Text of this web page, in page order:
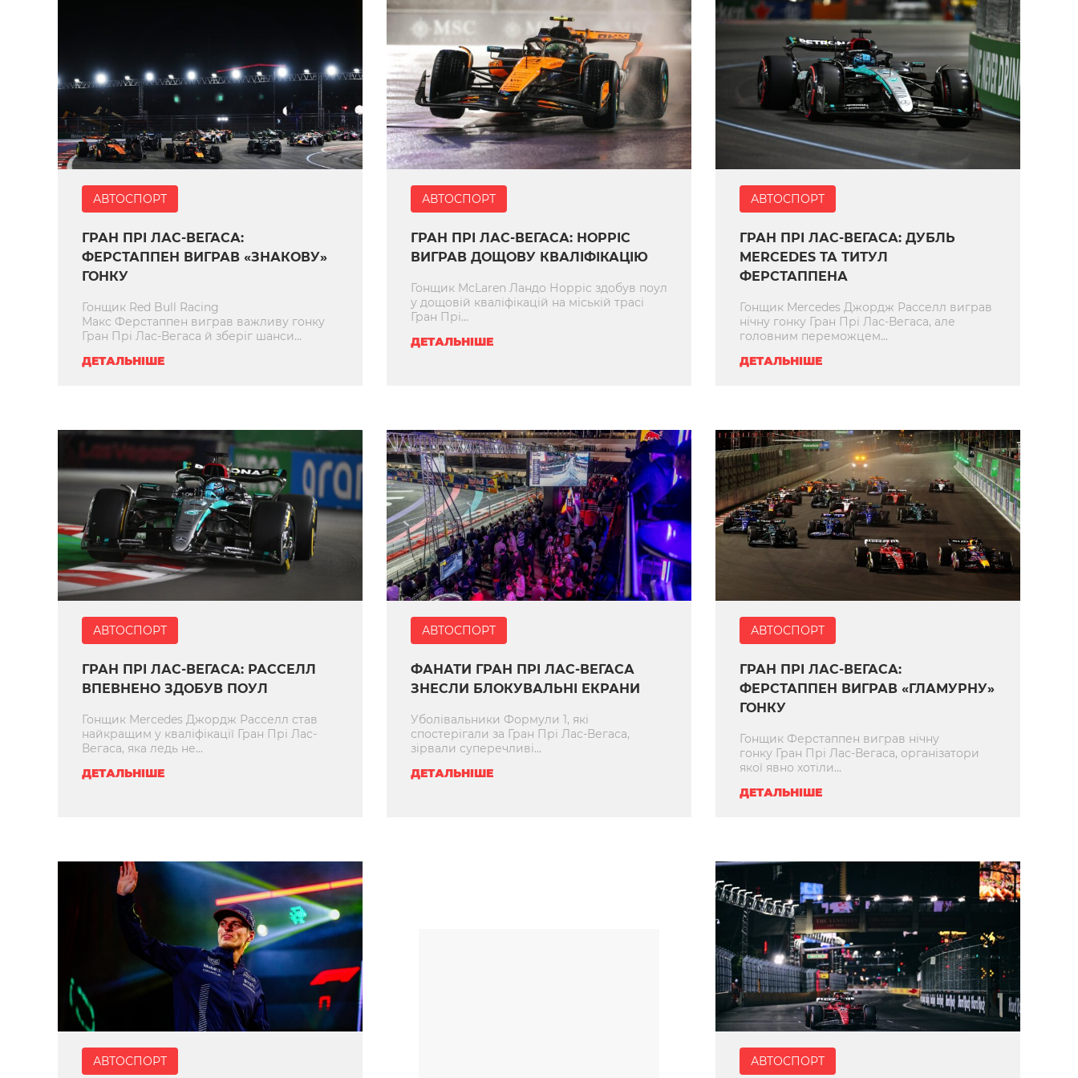
АВТОСПОРТ
ГРАН ПРІ ЛАС-ВЕГАСА:
ФЕРСТАППЕН ВИГРАВ «ЗНАКОВУ»
ГОНКУ
Гонщик Red Bull Racing
Макс Ферстаппен виграв важливу гонку
Гран Прі Лас-Вегаса й зберіг шанси...
ДЕТАЛЬНІШЕ
АВТОСПОРТ
ГРАН ПРІ ЛАС-ВЕГАСА: НОРРІС
ВИГРАВ ДОЩОВУ КВАЛІФІКАЦІЮ
Гонщик McLaren Ландо Норріс здобув поул
у дощовій кваліфікацій на міській трасі
Гран Прі...
ДЕТАЛЬНІШЕ
АВТОСПОРТ
ГРАН ПРІ ЛАС-ВЕГАСА: ДУБЛЬ
MERCEDES ТА ТИТУЛ
ФЕРСТАППЕНА
Гонщик Mercedes Джордж Расселл виграв
нічну гонку Гран Прі Лас-Вегаса, але
головним переможцем...
ДЕТАЛЬНІШЕ
АВТОСПОРТ
ГРАН ПРІ ЛАС-ВЕГАСА: РАССЕЛЛ
ВПЕВНЕНО ЗДОБУВ ПОУЛ
Гонщик Mercedes Джордж Расселл став
найкращим у кваліфікації Гран Прі Лас-
Вегаса, яка ледь не...
ДЕТАЛЬНІШЕ
АВТОСПОРТ
ФАНАТИ ГРАН ПРІ ЛАС-ВЕГАСА
ЗНЕСЛИ БЛОКУВАЛЬНІ ЕКРАНИ
Уболівальники Формули 1, які
спостерігали за Гран Прі Лас-Вегаса,
зірвали суперечливі...
ДЕТАЛЬНІШЕ
АВТОСПОРТ
ГРАН ПРІ ЛАС-ВЕГАСА:
ФЕРСТАППЕН ВИГРАВ «ГЛАМУРНУ»
ГОНКУ
Гонщик Ферстаппен виграв нічну
гонку Гран Прі Лас-Вегаса, організатори
якої явно хотіли...
ДЕТАЛЬНІШЕ
АВТОСПОРТ АВТОСПОРТ